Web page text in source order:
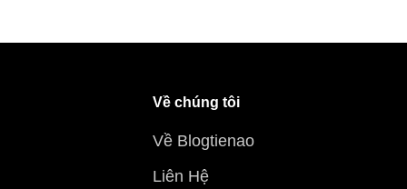
Về chúng tôi
Về Blogtienao
Liên Hệ